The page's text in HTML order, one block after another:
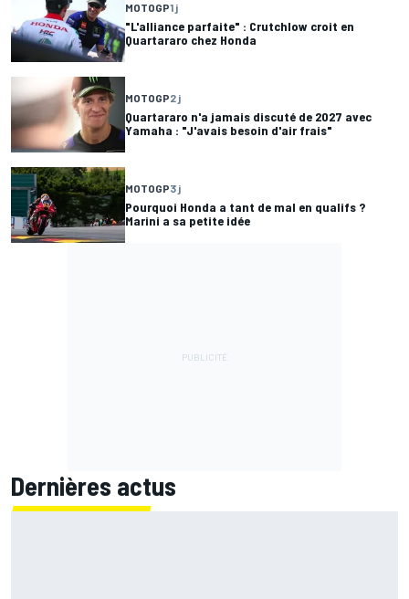
MOTOGP1 j
"L'alliance parfaite" : Crutchlow croit en
Quartararo chez Honda
MOTOGP2 j
Quartararo n'a jamais discuté de 2027 avec
Yamaha : "J'avais besoin d'air frais"
MOTOGP3 j
Pourquoi Honda a tant de mal en qualifs ?
Marini a sa petite idée
Dernières actus